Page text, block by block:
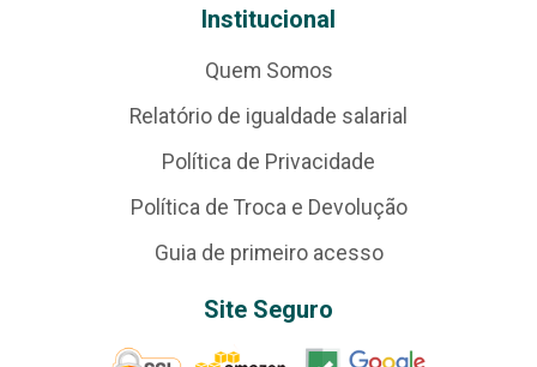
Institucional
Quem Somos
Relatório de igualdade salarial
Política de Privacidade
Política de Troca e Devolução
Guia de primeiro acesso
Site Seguro